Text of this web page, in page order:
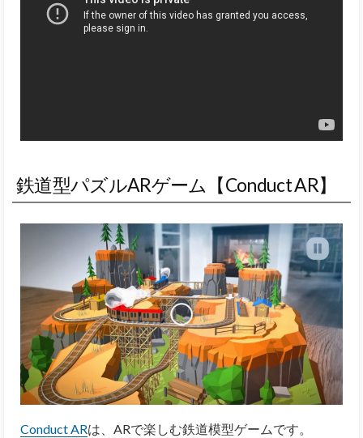
鉄道型パズルARゲーム【Conduct AR】
Conduct ARは、ARで楽しむ鉄道模型ゲームです。